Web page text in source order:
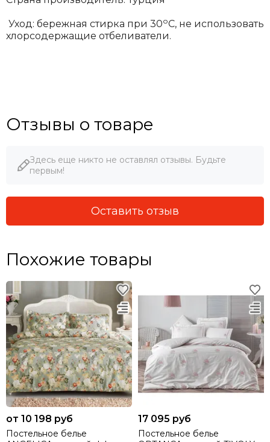
Уход: бережная стирка при 30оС, не использовать
хлорсодержащие отбеливатели.
Отзывы о товаре
Здесь еще никто не оставлял отзывы. Будьте
первым!
Оставить отзыв
Похожие товары
от 10 198 руб
Постельное белье
17 095 руб
Постельное белье